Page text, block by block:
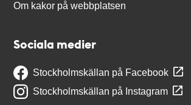
Om kakor på webbplatsen
Sociala medier
Stockholmskällan på Facebook
Stockholmskällan på Instagram